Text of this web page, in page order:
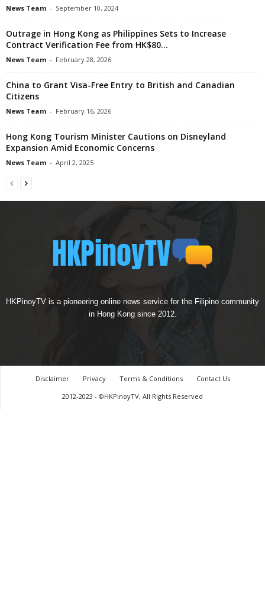
News Team - September 10, 2024
Outrage in Hong Kong as Philippines Sets to Increase
Contract Verification Fee from HK$80...
News Team - February 28, 2026
China to Grant Visa-Free Entry to British and Canadian
Citizens
News Team - February 16, 2026
Hong Kong Tourism Minister Cautions on Disneyland
Expansion Amid Economic Concerns
News Team - April 2, 2025
HKPinoyTV is a pioneering online news service for the Filipino community
in Hong Kong since 2012.
Disclaimer Privacy Terms & Conditions
Contact Us
2012-2023 - ©HKPinoyTV, All Rights Reserved